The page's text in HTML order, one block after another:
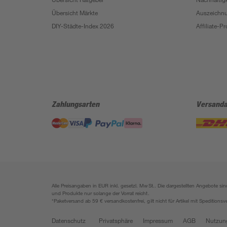
Übersicht Märkte
DIY-Städte-Index 2026
Affiliate-
Zahlungsarten
Alle Preisangaben in EUR inkl. gesetzl. MwSt.. Die dargestellten Angebote
und Produkte nur solange der Vorrat reicht.
*Paketversand ab 59 € versandkostenfrei, gilt nicht für Artikel mit
Datenschutz Privatsphäre Impressum AGB